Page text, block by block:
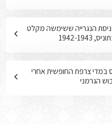
הנגרייה ששימשה מקלט
1943
במדי צרפת החופשית אחרי
הגרמני